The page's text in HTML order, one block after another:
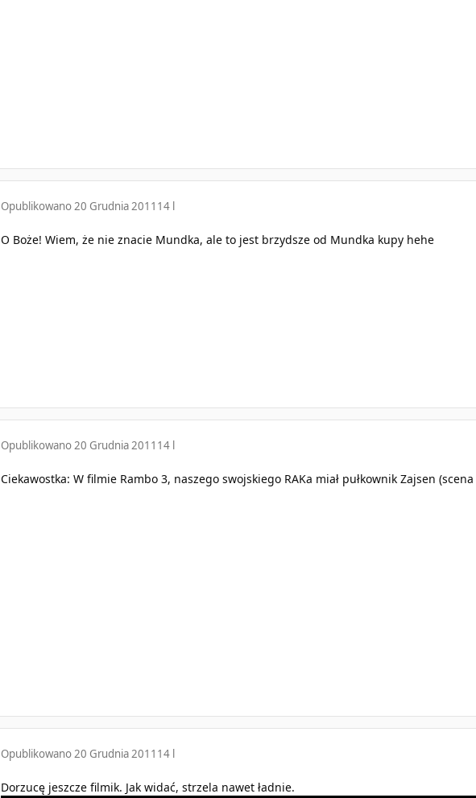
Opublikowano20 Grudnia 2011 14 l
O Boże! Wiem, że nie znacie Mundka, ale to jest brzydsze od Mundka kupy hehe
Opublikowano20 Grudnia 2011 14 l
Ciekawostka: W filmie Rambo 3, naszego swojskiego RAKa miał pułkownik Zajsen
Opublikowano20 Grudnia 2011 14 l
Dorzucę jeszcze filmik. Jak widać, strzela nawet ładnie.